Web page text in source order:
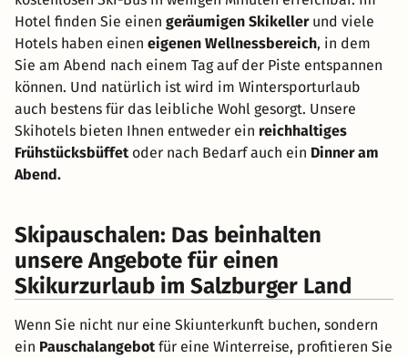
Hotel finden Sie einen geräumigen Skikellerund viele
Hotels haben einen eigenen Wellnessbereich, in dem
Sie am Abend nach einem Tag auf der Piste entspannen
können. Und natürlich ist wird im Wintersporturlaub
auch bestens für das leibliche Wohl gesorgt. Unsere
Skihotels bieten Ihnen entweder ein reichhaltiges
Frühstücksbüffetoder nach Bedarf auch ein Dinner am
Abend.
Skipauschalen: Das beinhalten
unsere Angebote für einen
Skikurzurlaub im Salzburger Land
Wenn Sie nicht nur eine Skiunterkunft buchen, sondern
ein Pauschalangebotfür eine Winterreise, profitieren Sie